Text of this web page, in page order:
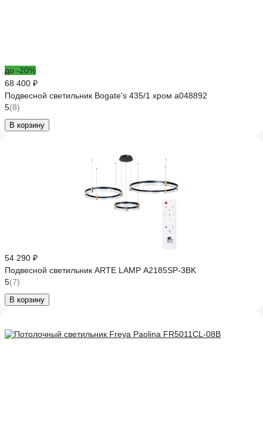
до -20%
68 400 ₽
Подвесной светильник Bogate's 435/1 хром a048892
5(8)
В корзину
54 290 ₽
Подвесной светильник ARTE LAMP A2185SP-3BK
5(7)
В корзину